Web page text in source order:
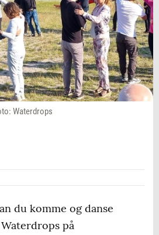
Waterdrops
du komme og danse
på